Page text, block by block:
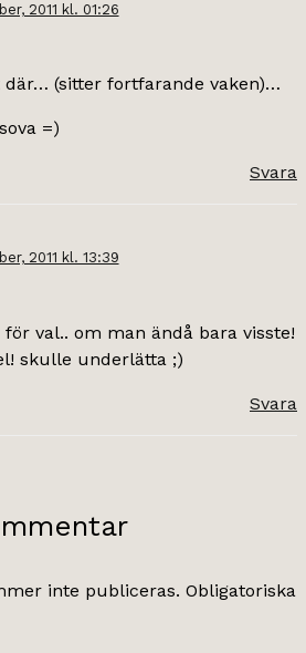
2011 kl. 01:26
där… (sitter fortfarande vaken)…
=)
Svara
2011 kl. 13:39
för val.. om man ändå bara visste!
skulle underlätta ;)
Svara
inte publiceras. Obligatoriska